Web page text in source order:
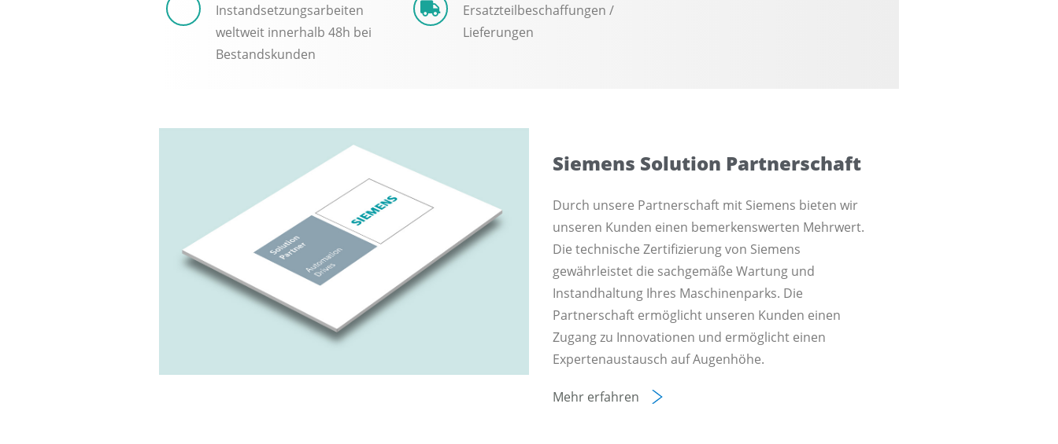
Instandsetzungsarbeiten
weltweit innerhalb 48h bei
Bestandskunden
Ersatzteilbeschaffungen /
Lieferungen
Siemens Solution Partnerschaft
Durch unsere Partnerschaft mit Siemens bieten wir
unseren Kunden einen bemerkenswerten Mehrwert.
Die technische Zertifizierung von Siemens
gewährleistet die sachgemäße Wartung und
Instandhaltung Ihres Maschinenparks. Die
Partnerschaft ermöglicht unseren Kunden einen
Zugang zu Innovationen und ermöglicht einen
Expertenaustausch auf Augenhöhe.
Mehr erfahren